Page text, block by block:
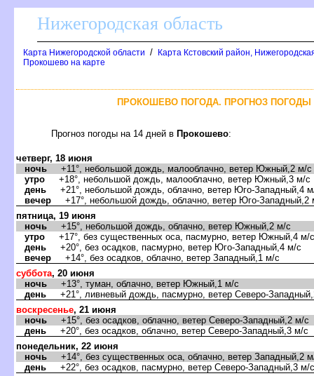
Нижегородская область
Карта Нижегородской области /
Карта Кстовский район,
Прокошево на карте
ПРОКОШЕВО ПОГОДА. ПРОГНОЗ
Прогноз погоды на 14 дней Прокошево:
четверг, 18 июня
ночь +11°, небольшой дождь, малооблачно, ветер Южный,2 м/с
утро +18°, небольшой дождь, малооблачно, ветер Южный,3 м/с
день +21°, небольшой дождь, облачно, ветер Юго-Западный,4
ечер +17°, небольшой дождь, облачно, ветер Юго-Западный,2
пятница, 19 июня
ночь +15°, небольшой дождь, облачно, ветер Южный,2 м/с
утро +17°, без существенных оса, пасмурно, ветер Южный,4 м/с
день +20°, без осадков, пасмурно, ветер Юго-Западный,4 м/с
ечер +14°, без осадков, облачно, ветер Западный,1 м/с
суббота, 20 июня
ночь +13°, туман, облачно, ветер Южный,1 м/с
день +21°, ливневый дождь, пасмурно, ветер Северо-
оскресенье, 21 июня
ночь +15°, без осадков, облачно, ветер Северо-Западный,2 м/с
день +20°, без осадков, облачно, ветер Северо-Западный,3 м/с
понедельник, 22 июня
ночь +14°, без существенных оса, облачно, ветер Западный,2
день +22°, без осадков, пасмурно, ветер Северо-Западный,3 м/с